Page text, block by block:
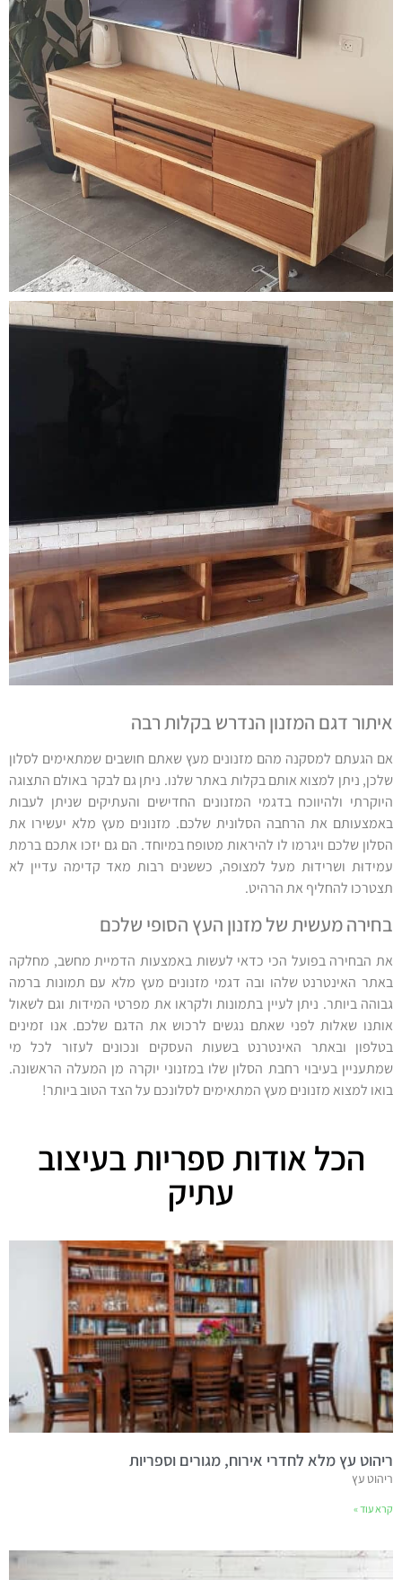
איתור דגם המזנון הנדרש בקלות רבה
אם הגעתם למסקנה מהם מזנונים מעץ שאתם חושבים שמתאימים לסלון
שלכן, ניתן למצוא אותם בקלות באתר שלנו. ניתן גם לבקר באולם התצוגה
היוקרתי ולהיווכח בדגמי המזנונים החדישים והעתיקים שניתן לעבות
באמצעותם את הרחבה הסלונית שלכם. מזנונים מעץ מלא יעשירו את
הסלון שלכם ויגרמו לו להיראות מטופח במיוחד. הם גם יזכו אתכם ברמת
עמידוּת ושרידוּת מעל למצופה, כששנים רבות מאד קדימה עדיין לא
תצטרכו להחליף את הרהיט.
בחירה מעשית של מזנון העץ הסופי שלכם
את הבחירה בפועל הכי כדאי לעשות באמצעות הדמיית מחשב, מחלקה
באתר האינטרנט שלהו ובה דגמי מזנונים מעץ מלא עם תמונות ברמה
גבוהה ביותר. ניתן לעיין בתמונות ולקראו את מפרטי המידות וגם לשאול
אותנו שאלות לפני שאתם נגשים לרכוש את הדגם שלכם. אנו זמינים
בטלפון ובאתר האינטרנט בשעות העסקים ונכונים לעזור לכל מי
שמתעניין בעיבוי רחבת הסלון שלו במזנוני יוקרה מן המעלה הראשונה.
בואו למצוא מזנונים מעץ המתאימים לסלונכם על הצד הטוב ביותר!
הכל אודות ספריות בעיצוב
עתיק
ריהוט עץ מלא לחדרי אירוח, מגורים וספריות
ריהוט עץ
קרא עוד »